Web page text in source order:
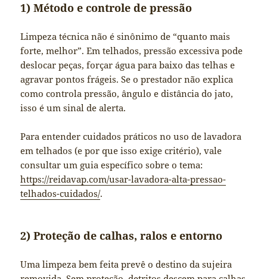
1) Método e controle de pressão
Limpeza técnica não é sinônimo de “quanto mais
forte, melhor”. Em telhados, pressão excessiva pode
deslocar peças, forçar água para baixo das telhas e
agravar pontos frágeis. Se o prestador não explica
como controla pressão, ângulo e distância do jato,
isso é um sinal de alerta.
Para entender cuidados práticos no uso de lavadora
em telhados (e por que isso exige critério), vale
consultar um guia específico sobre o tema:
https://reidavap.com/usar-lavadora-alta-pressao-
telhados-cuidados/.
2) Proteção de calhas, ralos e entorno
Uma limpeza bem feita prevê o destino da sujeira